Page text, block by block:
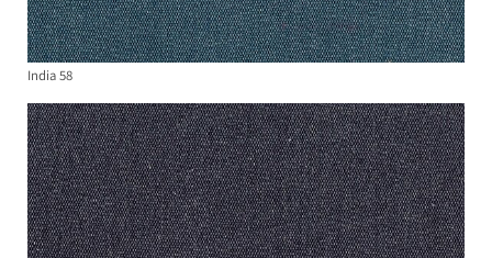
India 58